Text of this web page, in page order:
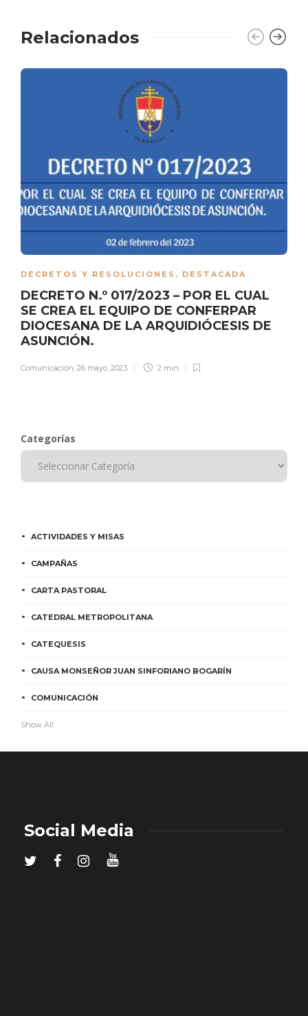
Relacionados
DECRETOS Y RESOLUCIONES , DESTACADA
DECRETO N.º 017/2023 – POR EL CUAL
SE CREA EL EQUIPO DE CONFERPAR
DIOCESANA DE LA ARQUIDIÓCESIS DE
ASUNCIÓN.
Comunicación, 26 mayo, 2023 2 min
Categorías
ACTIVIDADES Y MISAS
CAMPAÑAS
CARTA PASTORAL
CATEDRAL METROPOLITANA
CATEQUESIS
CAUSA MONSEÑOR JUAN SINFORIANO BOGARÍN
COMUNICACIÓN
Show All
Social Media